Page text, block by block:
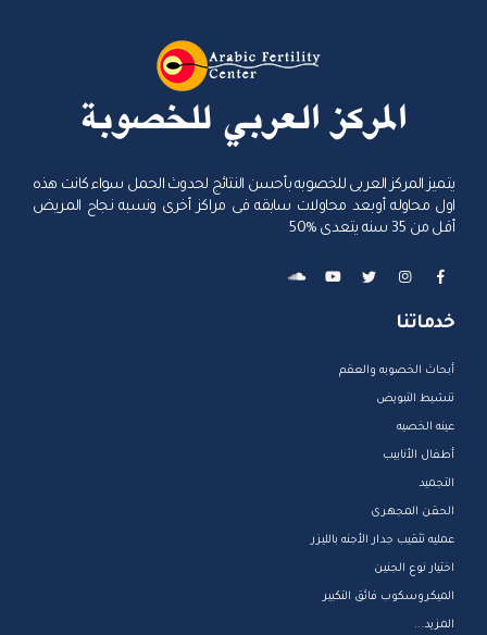
يتميز المركز العربى للخصوبه بأحسن النتائج لحدوث الحمل سواء كانت هذه
اول محاوله أوبعد محاولات سابقه فى مراكز أخرى ونسبه نجاح المريض
أقل من 35 سنه يتعدى %50
خدماتنا
أبحاث الخصوبه والعقم
تنشيط التبويض
عينه الخصيه
أطفال الأنابيب
التجميد
الحقن المجهرى
عمليه تثقيب جدار الأجنه بالليزر
اختيار نوع الجنين
الميكروسكوب فائق التكبير
المزيد...